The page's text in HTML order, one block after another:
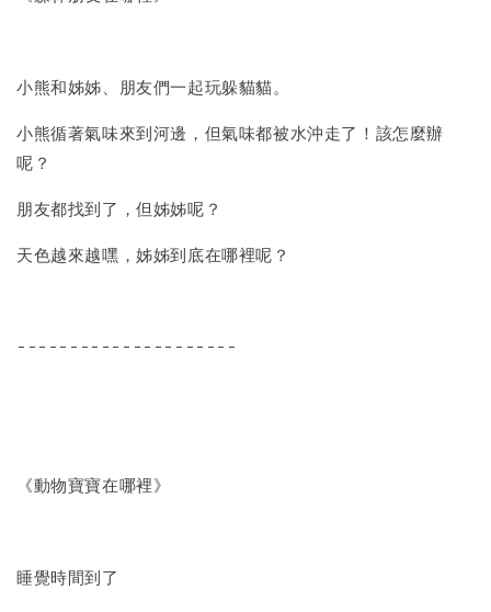
小熊和姊姊、朋友們一起玩躲貓貓。
小熊循著氣味來到河邊，但氣味都被水沖走了！該怎麼辦
呢？
朋友都找到了，但姊姊呢？
天色越來越嘿，姊姊到底在哪裡呢？
---------------------
《動物寶寶在哪裡》
睡覺時間到了